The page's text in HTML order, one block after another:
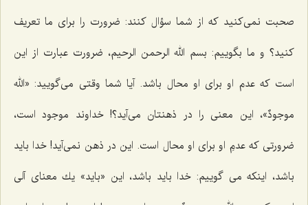
صحبت نمى‌كنید كه از شما سؤال كنند: ضرورت را براى ما تعریف
كنید؟ و ما بگوییم: بسم الله الرحمن الرحیم، ضرورت عبارت از این
است كه عدم او براى او محال باشد. آیا شما وقتى مى‌گویید: «الله
موجودٌ»، این معنی را در ذهنتان مى‌آید؟! خداوند موجود است،
ضرورتى كه عدمِ او براى او محال است. این در ذهن نمی‌آید! خدا باید
باشد، اینکه می گوییم: خدا باید باشد، این «باید» یك معناى آلى